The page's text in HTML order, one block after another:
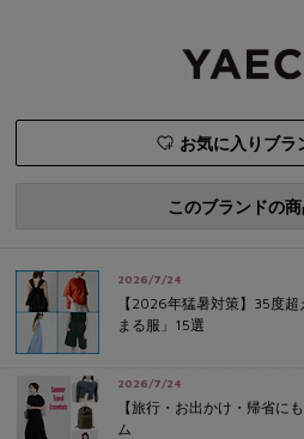
お気に入りブラ
このブランドの
2026/7/24
【2026年猛暑対策】35度
まる服」15選
2026/7/24
【旅行・お出かけ・帰省に
ム